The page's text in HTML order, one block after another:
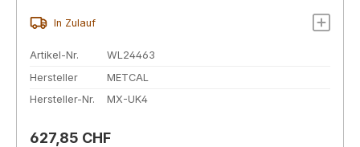
In Zulauf
Artikel-Nr.
WL24463
Hersteller
METCAL
Hersteller-Nr.
MX-UK4
Regulärer Preis:
627,85 CHF